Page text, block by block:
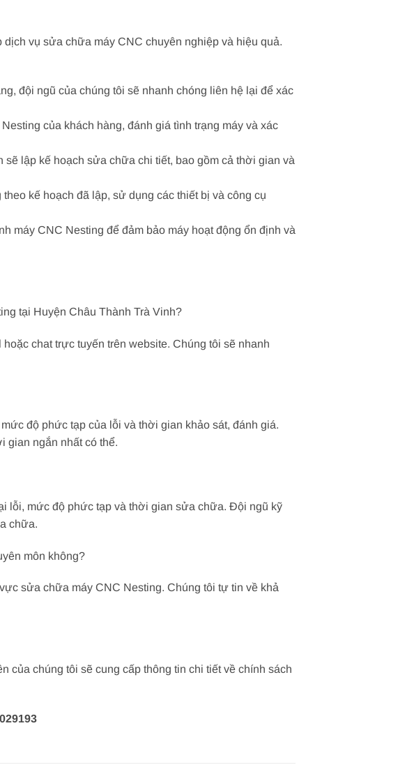
vụ sửa chữa máy CNC chuyên nghiệp và hiệu quả.
đội ngũ của chúng tôi sẽ nhanh chóng liên hệ lại để xác
của khách hàng, đánh giá tình trạng máy và xác
lập kế hoạch sửa chữa chi tiết, bao gồm cả thời gian và
kế hoạch đã lập, sử dụng các thiết bị và công cụ
máy CNC Nesting để đảm bảo máy hoạt động ổn định và
tại Huyện Châu Thành Trà Vinh?
chat trực tuyến trên website. Chúng tôi sẽ nhanh
độ phức tạp của lỗi và thời gian khảo sát, đánh giá.
gian ngắn nhất có thể.
lỗi, mức độ phức tạp và thời gian sửa chữa. Đội ngũ kỹ
chữa.
môn không?
sửa chữa máy CNC Nesting. Chúng tôi tự tin về khả
chúng tôi sẽ cung cấp thông tin chi tiết về chính sách